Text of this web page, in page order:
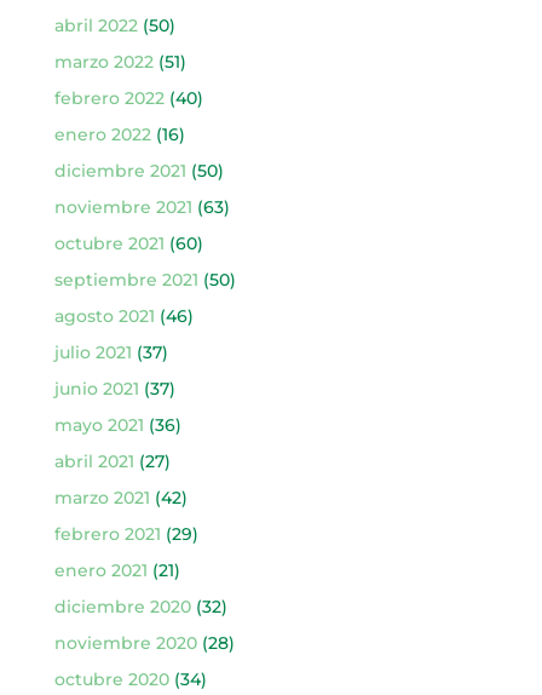
abril 2022(50)
marzo 2022(51)
febrero 2022(40)
enero 2022(16)
diciembre 2021 (50)
noviembre 2021 (63)
octubre 2021 (60)
septiembre 2021 (50)
agosto 2021 (46)
julio 2021 (37)
junio 2021 (37)
mayo 2021 (36)
abril 2021 (27)
marzo 2021 (42)
febrero 2021 (29)
enero 2021 (21)
diciembre 2020(32)
noviembre 2020(28)
octubre 2020(34)